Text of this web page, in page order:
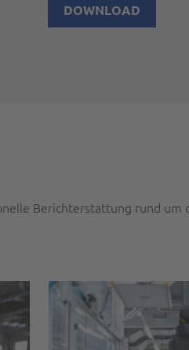
DOWNLOAD
Berichterstattung rund um